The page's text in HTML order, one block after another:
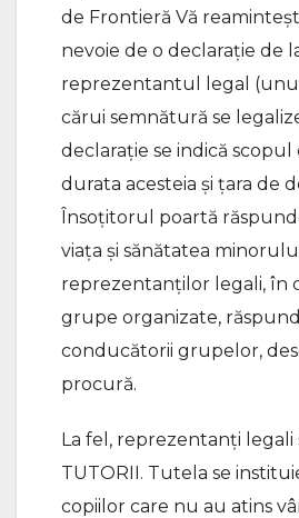
de Frontieră Vă
nevoie de o declaraţie de
reprezentantul legal
cărui semnătură se
declaraţie se indică scopul
durata acesteia şi ţara de
Însoţitorul poartă
viaţa şi sănătatea
reprezentanţilor legali, în
grupe organizate,
conducătorii grupelor,
procură.
La fel, reprezentanţi legali
TUTORII. Tutela se
copiilor care nu au atins